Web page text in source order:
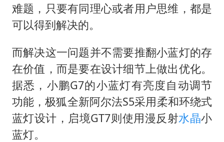
难题，只要有同理心或者用户思维，都是
可以得到解决的。
而解决这一问题并不需要推翻小蓝灯的存
在价值，而是要在设计细节上做出优化。
据悉，小鹏G7的小蓝灯有亮度自动调节
功能，极狐全新阿尔法S5采用柔和环绕式
蓝灯设计，启境GT7则使用漫反射水晶小
蓝灯。